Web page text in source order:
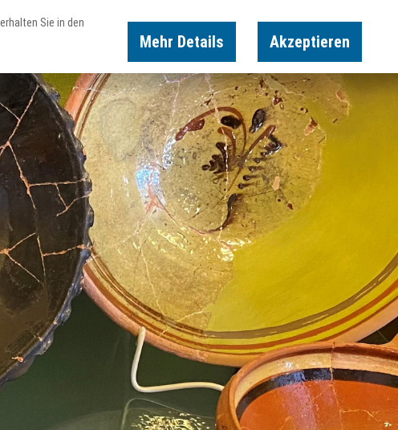
Karte Suche Buchen
Sie in den
Mehr Details Akzeptieren